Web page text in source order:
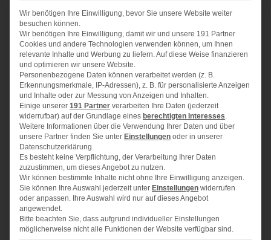
1x 2x 3x
Für einerechteckige Backform (24×35cm)
Boden und Streusel:
275 gweiche Butter
175 gZucker
350 gMehl
150 gzarte Haferflocken
Ei
Abrieb einer Bio-Zitrone
Mohnfüllung:
500ml Milch
Wir benötigen Ihre Einwilligung, bevor Sie unsere Website weiter
besuchen können.
Wir benötigen Ihre Einwilligung, damit wir und unsere 191 Partner
Cookies und andere Technologien verwenden können, um Ihnen
relevante Inhalte und Werbung zu liefern. Auf diese Weise finanzieren
und optimieren wir unsere Website.
Personenbezogene Daten können verarbeitet werden (z. B.
Erkennungsmerkmale, IP-Adressen), z. B. für personalisierte Anzeigen
und Inhalte oder zur Messung von Anzeigen und Inhalten.
Einige unserer 191 Partner verarbeiten Ihre Daten (jederzeit
widerrufbar) auf der Grundlage eines berechtigten Interesses.
Weitere Informationen über die Verwendung Ihrer Daten und über
unsere Partner finden Sie unter Einstellungen oder in unserer
Datenschutzerklärung.
Es besteht keine Verpflichtung, der Verarbeitung Ihrer Daten
zuzustimmen, um dieses Angebot zu nutzen.
Wir können bestimmte Inhalte nicht ohne Ihre Einwilligung anzeigen.
Sie können Ihre Auswahl jederzeit unter Einstellungen widerrufen
oder anpassen. Ihre Auswahl wird nur auf dieses Angebot
angewendet.
Bitte beachten Sie, dass aufgrund individueller Einstellungen
möglicherweise nicht alle Funktionen der Website verfügbar sind.